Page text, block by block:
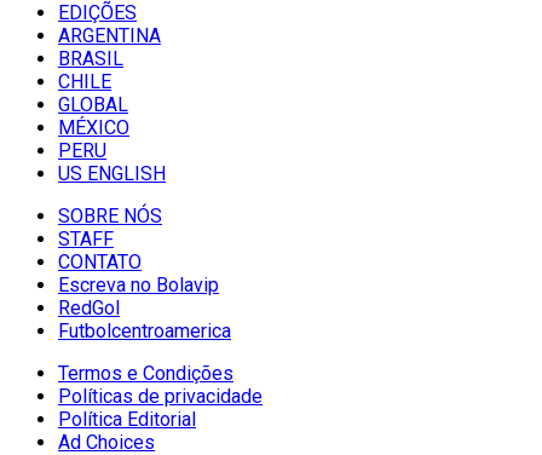
EDIÇÕES
ARGENTINA
BRASIL
CHILE
GLOBAL
MÉXICO
PERU
US ENGLISH
SOBRE NÓS
STAFF
CONTATO
Escreva no Bolavip
RedGol
Futbolcentroamerica
Termos e Condições
Políticas de privacidade
Política Editorial
Ad Choices